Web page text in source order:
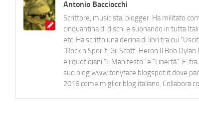
Antonio Bacciocchi
Scrittore, musicista, blogger. Ha militato
cinquantina di dischi e suonando in tutta
etc. Ha scritto una decina di libri tra cui
"Rock n Spor"t, Gil Scott-Heron Il Bob
e i quotidiani “Il Manifesto” e “Libertà”. E'
suo blog www.tonyface.blogspot.it dove
2016 come miglior blog italiano. Collabora